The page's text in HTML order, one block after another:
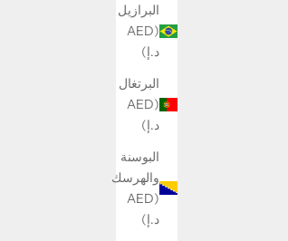
البرازيل
(AED
د.إ)
البرتغال
(AED
د.إ)
البوسنة
والهرسك
(AED
د.إ)